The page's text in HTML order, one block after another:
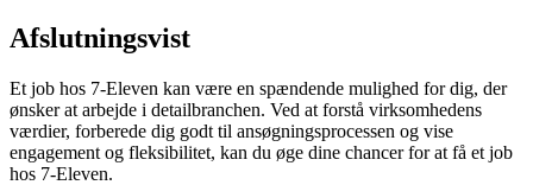
Afslutningsvist
Et job hos 7-Eleven kan være en spændende mulighed for dig, der
ønsker at arbejde i detailbranchen. Ved at forstå virksomhedens
værdier, forberede dig godt til ansøgningsprocessen og vise
engagement og fleksibilitet, kan du øge dine chancer for at få et job
hos 7-Eleven.